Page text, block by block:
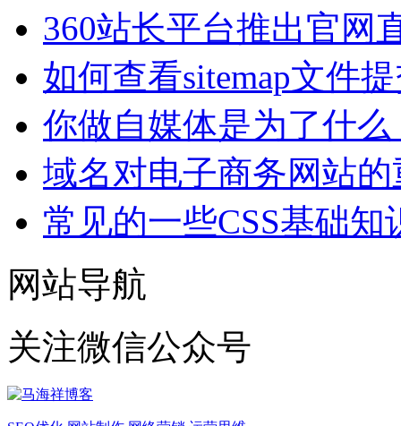
360站长平台推出官网
如何查看sitemap文件
你做自媒体是为了什么
域名对电子商务网站的
常见的一些CSS基础知
网站导航
关注微信公众号